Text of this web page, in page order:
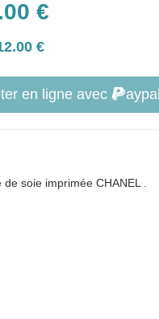
€
€
en ligne avec aypal
soie imprimée CHANEL .